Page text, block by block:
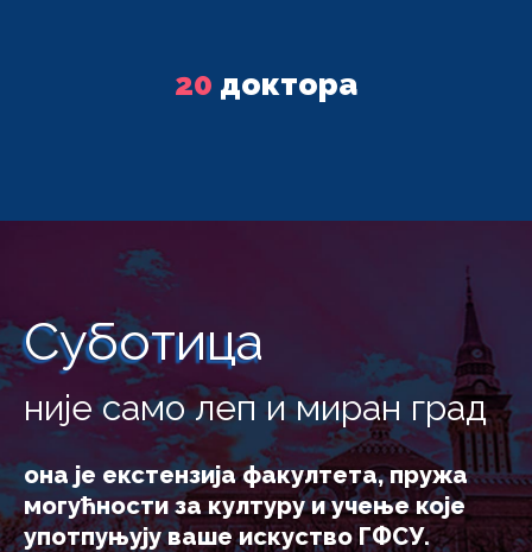
20 доктора
Суботица
није само леп и миран град
она је екстензија факултета, пружа
могућности за културу и учење које
употпуњују ваше искуство ГФСУ.